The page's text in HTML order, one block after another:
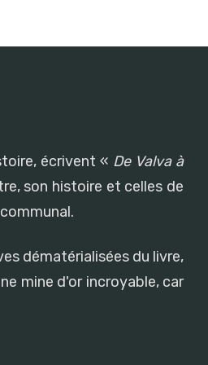
écrivent « De Valva à
son histoire et celles de
dématérialisées du livre,
mine d'or incroyable, car